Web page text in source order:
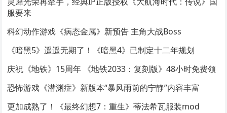
服要来
科幻动作游戏《病态金属》新预告 主角大战Boss
《暗黑5》遥遥无期了！《暗黑4》已制定十二年规划
庆祝《地铁》15周年 《地铁2033：复刻版》48小时免费领
恐怖游戏《潜渊症》新版本“暴风雨前的宁静”内容丰富
更加成熟了！《最终幻想7：重生》蒂法希瓦服装mod